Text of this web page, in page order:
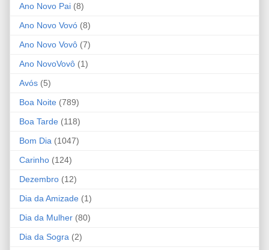
Ano Novo Pai (8)
Ano Novo Vovó (8)
Ano Novo Vovô (7)
Ano NovoVovô (1)
Avós (5)
Boa Noite (789)
Boa Tarde (118)
Bom Dia (1047)
Carinho (124)
Dezembro (12)
Dia da Amizade (1)
Dia da Mulher (80)
Dia da Sogra (2)